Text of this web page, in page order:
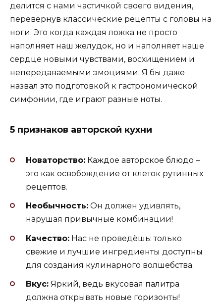
делится с нами частичкой своего видения,
перевернув классические рецепты с головы на
ноги. Это когда каждая ложка не просто
наполняет наш желудок, но и наполняет наше
сердце новыми чувствами, восхищением и
непередаваемыми эмоциями. Я бы даже
назвал это подготовкой к гастрономической
симфонии, где играют разные ноты.
5 признаков авторской кухни
Новаторство: Каждое авторское блюдо –
это как освобождение от клеток рутинных
рецептов.
Необычность: Он должен удивлять,
нарушая привычные комбинации!
Качество: Нас не проведёшь: только
свежие и лучшие ингредиенты доступны
для создания кулинарного волшебства.
Вкус: Яркий, ведь вкусовая палитра
должна открывать новые горизонты!